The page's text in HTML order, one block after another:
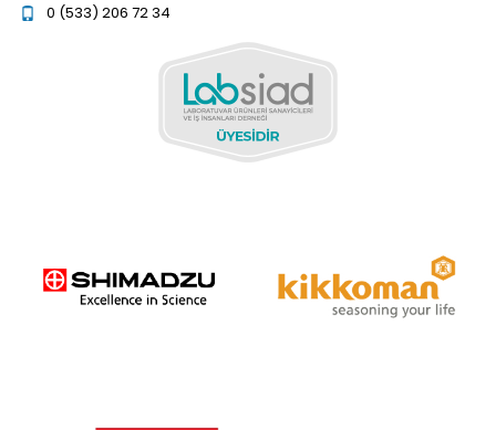
0 (533) 206 72 34